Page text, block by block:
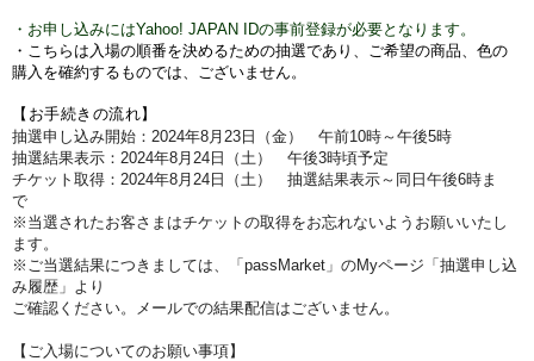
・お申し込みにはYahoo! JAPAN IDの事前登録が必要となります。
・こちらは入場の順番を決めるための抽選であり、ご希望の商品、色の
購入を確約するものでは、ございません。
【お手続きの流れ】
抽選申し込み開始：2024年8月23 日（金）
午前10時～午後5時
抽選結果表示：2024年8月24 日（土） 午後3時頃予定
チケット取得：2024年8月24 日（土） 抽選結果表示～同日 午後6時ま
で
※当選されたお客さまはチケットの取得をお忘れないようお願いいたし
ます。
※ご当選結果につきましては、「passMarket」のMyページ「抽選申し込
み履歴」より
ご確認ください。メールでの結果配信はございません。
【ご入場についてのお願い事項】